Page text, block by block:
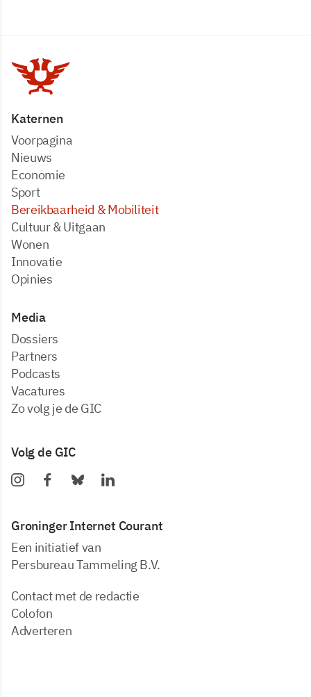
Katernen
Voorpagina
Nieuws
Economie
Sport
Bereikbaarheid & Mobiliteit
Cultuur & Uitgaan
Wonen
Innovatie
Opinies
Media
dossiers
partners
podcasts
vacatures
zo volg je de GIC
Volg de GIC
Groninger Internet Courant
Een initiatief van
Persbureau Tammeling B.V.
Contact met de redactie
Colofon
Adverteren